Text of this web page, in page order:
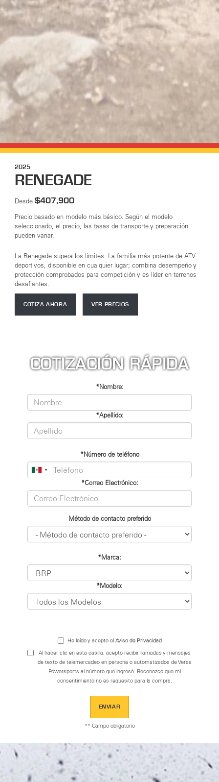
2025
RENEGADE
Desde $407,900
Precio basado en modelo más básico. Según el modelo
seleccionado, el precio, las tasas de transporte y preparación
pueden variar.
La Renegade supera los límites. La familia más potente de ATV
deportivos, disponible en cualquier lugar; combina desempeño y
protección comprobados para competición y es líder en terrenos
desafiantes.
COTIZA AHORA VER PRECIOS
COTIZACIÓN RÁPIDA
*Nombre:
*Apellido:
*Número de teléfono
*Correo Electrónico:
Método de contacto preferido
*Marca:
*Modelo:
He leído y acepto el Aviso de Privacidad
Al hacer clic en esta casilla, acepto recibir llamadas y mensajes
de texto de telemercadeo en persona o automatizados de Versa
Powersports al número que ingresé. Reconozco que mi
consentimiento no es requesito para la compra.
ENVIAR
** Campo obligatorio